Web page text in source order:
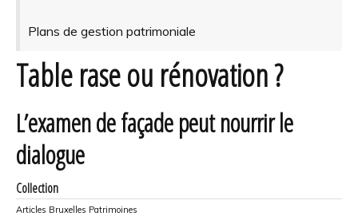
Plans de gestion patrimoniale
Table rase ou rénovation ?
L’examen de façade peut nourrir le
dialogue
Collection
Articles Bruxelles Patrimoines